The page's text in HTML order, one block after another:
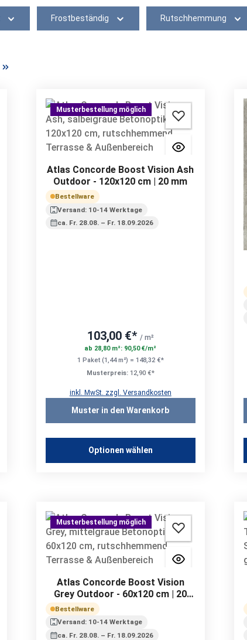
Frostbeständig Rutschhemmung
Musterbestellung möglich
Atlas Concorde Boost Vision Ash
Outdoor - 120x120 cm | 20 mm
Bestellware
Versand: 10-14 Werktage
ca. Fr. 28.08. – Fr. 18.09.2026
103,00 €* / m²
ab 28,80 m²: 90,50 €/m²
1 Paket (1,44 m²) = 148,32 €*
Musterpreis: 12,90 €*
inkl. MwSt. zzgl. Versandkosten
Muster in den Warenkorb
Optionen wählen
Musterbestellung möglich
Atlas Concorde Boost Vision
Grey Outdoor - 60x120 cm | 20
Bestellware
Versand: 10-14 Werktage
ca. Fr. 28.08. – Fr. 18.09.2026